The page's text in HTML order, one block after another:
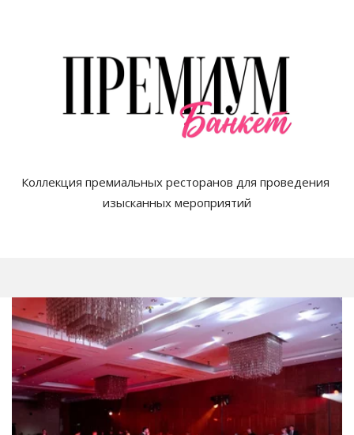
Коллекция премиальных ресторанов для проведения
изысканных мероприятий